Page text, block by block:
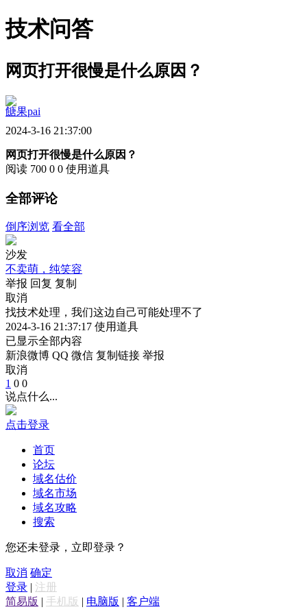
技术问答
网页打开很慢是什么原因？
餹果pai
2024-3-16 21:37:00
网页打开很慢是什么原因？
阅读 700 0 0 使用道具
全部评论
倒序浏览 看全部
沙发
不卖萌，纯笑容
举报 回复 复制
取消
找技术处理，我们这边自己可能处理不了
2024-3-16 21:37:17 使用道具
已显示全部内容
新浪微博 QQ 微信 复制链接 举报
取消
1 0 0
说点什么...
点击登录
首页
论坛
域名估价
域名市场
域名攻略
搜索
您还未登录，立即登录？
取消 确定
登录 | 注册
简易版 | 手机版 | 电脑版 | 客户端